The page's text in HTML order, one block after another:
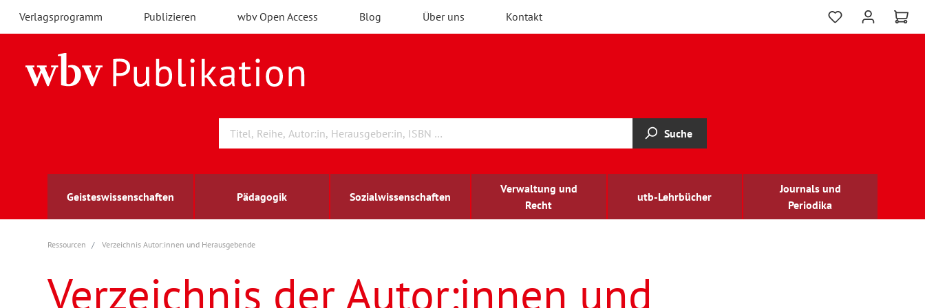
Verlagsprogramm Publizieren wbv Open Access Blog Über uns Kontakt
Suche
Geisteswissenschaften Pädagogik Sozialwissenschaften
Verwaltung und
Recht
utb-Lehrbücher
Journals und
Periodika
Archäologie
Berufs- und Wirtschaftspädagogik
Arbeitsmarktforschung
Außenwirtschaft
berufsbildung
Ressourcen Verzeichnis Autor:innen und Herausgebende
Verzeichnis der Autor:innen und